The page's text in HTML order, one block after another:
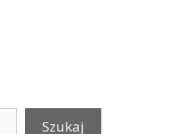
Szukaj